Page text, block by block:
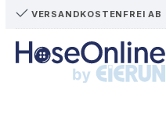
Hauptinhalt springen
Zur Suche springen
Zur Hauptnavigation
VERSANDKOSTENFREI AB